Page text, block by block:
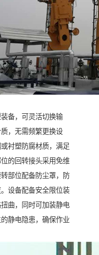
备，可灵活切换输
，无需频繁更换设
衬塑防腐材质，满足
的回转接头采用免维
部位配备防尘罩，防
设备配备安全限位装
曲，同时可加装静电
静电隐患，确保作业